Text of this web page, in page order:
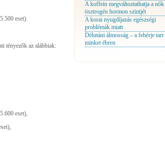
eset).
tényezők az alábbiak:
eset),
A koffein megváltoztathatja a nők
ösztrogén hormon szintjét
A korai nyugdíjazás egészségi
problémák miatt
Délutáni álmosság – a fehérje tart
minket ébren